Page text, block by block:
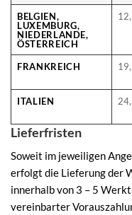
BELGIEN,
LUXEMBURG,
NIEDERLANDE,
ÖSTERREICH
FRANKREICH
ITALIEN
Lieferfristen
Soweit im jeweiligen
erfolgt die Lieferung der
innerhalb von 3 – 5
vereinbarter